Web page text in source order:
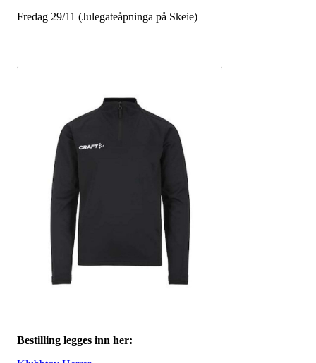
Fredag 29/11 (Julegateåpninga på Skeie)
Bestilling legges inn her: